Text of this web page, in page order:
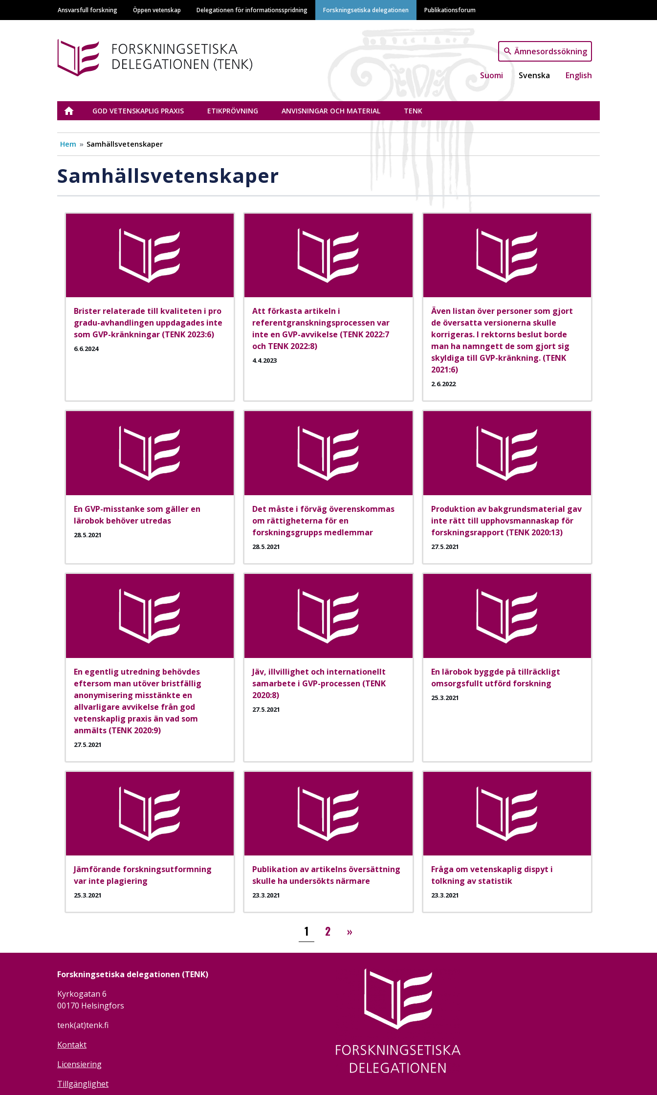
Hoppa
till
Main navigation
Ansvarsfull forskning Öppen vetenskap Delegationen för informationsspridning Forskningsetiska delegationen Publikationsforum
Ämnesordssökning
Suomi Svenska English
Tutkimuseettinen neuvottelukunta
ETUSIVUGOD VETENSKAPLIG PRAXIS ETIKPRÖVNING ANVISNINGAR OCH MATERIAL TENK
Hem Samhällsvetenskaper
Samhällsvetenskaper
Brister relaterade till kvaliteten i pro
gradu-avhandlingen uppdagades inte
som GVP-kränkningar (TENK 2023:6)
6.6.2024
Att förkasta artikeln i
referentgranskningsprocessen var
inte en GVP-avvikelse (TENK 2022:7
och TENK 2022:8)
4.4.2023
Även listan över personer som gjort
de översatta versionerna skulle
korrigeras. I rektorns beslut borde
man ha namngett de som gjort sig
skyldiga till GVP-kränkning. (TENK
2021:6)
2.6.2022
En GVP-misstanke som gäller en
lärobok behöver utredas
28.5.2021
Det måste i förväg överenskommas
om rättigheterna för en
forskningsgrupps medlemmar
28.5.2021
Produktion av bakgrundsmaterial gav
inte rätt till upphovsmannaskap för
forskningsrapport (TENK 2020:13)
27.5.2021
En egentlig utredning behövdes
eftersom man utöver bristfällig
anonymisering misstänkte en
allvarligare avvikelse från god
vetenskaplig praxis än vad som
anmälts (TENK 2020:9)
27.5.2021
Jäv, illvillighet och internationellt
samarbete i GVP-processen (TENK
2020:8)
27.5.2021
En lärobok byggde på tillräckligt
omsorgsfullt utförd forskning
25.3.2021
Jämförande forskningsutformning
var inte plagiering
25.3.2021
Publikation av artikelns översättning
skulle ha undersökts närmare
23.3.2021
Fråga om vetenskaplig dispyt i
tolkning av statistik
23.3.2021
1 2 »››
Forskningsetiska delegationen (TENK)
Kyrkogatan 6
00170 Helsingfors
tenk(at)tenk.fi
Kontakt
Licensiering
Tillgänglighet